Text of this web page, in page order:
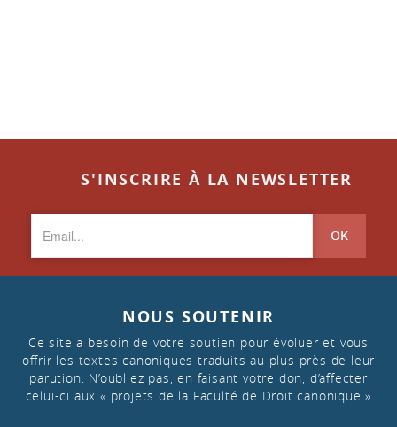
S'INSCRIRE À LA NEWSLETTER
OK
NOUS SOUTENIR
Ce site a besoin de votre soutien pour évoluer et vous
offrir les textes canoniques traduits au plus près de leur
parution. N’oubliez pas, en faisant votre don, d’affecter
celui-ci aux « projets de la Faculté de Droit canonique »